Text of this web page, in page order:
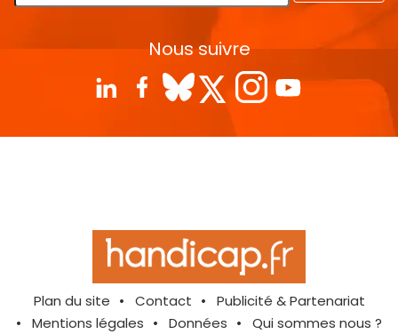
Nous suivre
Plan du site Contact
Publicité & Partenariat
Mentions légales
Données Qui sommes nous ?